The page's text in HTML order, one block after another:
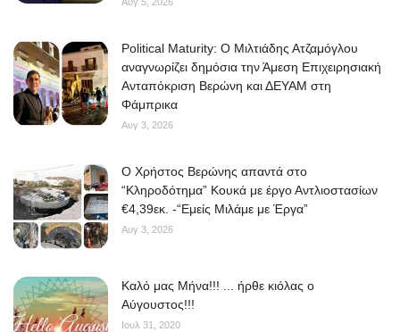
Political Maturity: Ο Μιλτιάδης Ατζαμόγλου
αναγνωρίζει δημόσια την Άμεση Επιχειρησιακή
Ανταπόκριση Βερώνη και ΔΕΥΑΜ στη
Φάμπρικα
Αυγ 3, 2026
O Χρήστος Βερώνης απαντά στο
“Κληροδότημα” Κουκά με έργο Αντλιοστασίων
€4,39εκ. -“Εμείς Μιλάμε με Έργα”
Αυγ 3, 2026
Kαλό μας Μήνα!!! ... ήρθε κιόλας ο
Αύγουστος!!!
Ιουλ 31, 2020